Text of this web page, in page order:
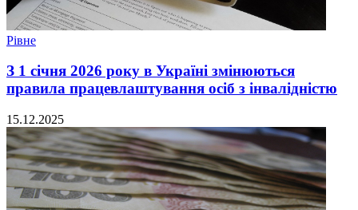
Рівне
З 1 січня 2026 року в Україні змінюються
правила працевлаштування осіб з інвалідністю
15.12.2025